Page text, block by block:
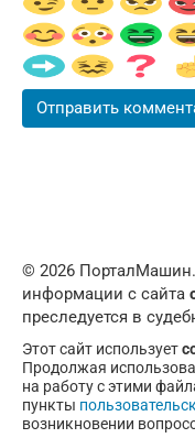
© 2026
информации с сайта
преследуется в
Этот сайт использует
Продолжая
на работу с этими
пункты
возникновении